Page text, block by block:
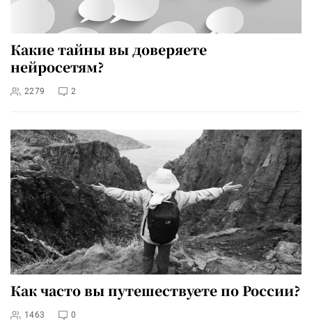
Какие тайны вы доверяете
нейросетям?
2279 2
Как часто вы путешествуете по России?
1463 0